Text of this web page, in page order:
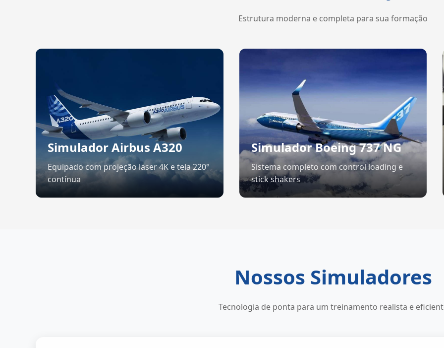
Estrutura moderna e completa para sua formação
Simulador Airbus A320
Equipado com projeção laser 4K e tela 220°
contínua
Simulador Boeing 737 NG
Sistema completo com control loading e
stick shakers
Nossos Simuladores
Tecnologia de ponta para um treinamento realista e